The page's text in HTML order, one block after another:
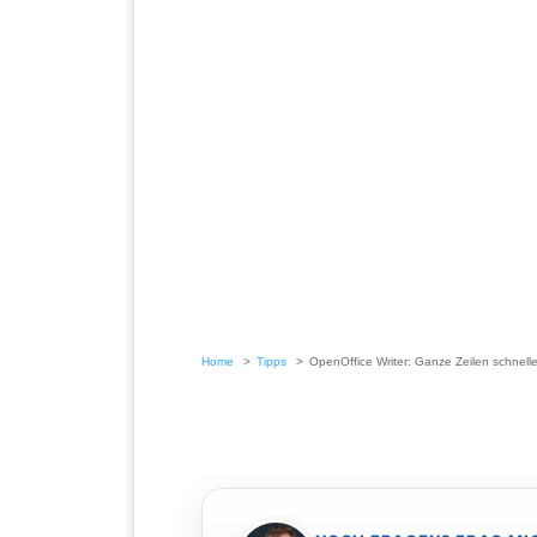
Home Tipps OpenOffice Writer: Ganze Zeilen